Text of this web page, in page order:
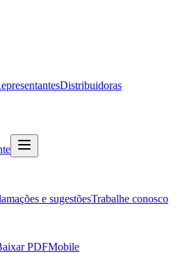
Distribuidoras
e sugestõesTrabalhe conosco
PDFMobile